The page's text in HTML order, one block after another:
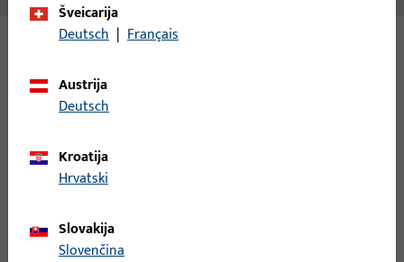
Variantai
Šiam gaminiui galimi šie variantai:
Rankenos štiftas, bendras plotis 9 mm, bendras aukštis / gylis
Šveicarija
Deutsch | Français
Austrija
Deutsch
Kroatija
Hrvatski
Slovakija
Slovenčina